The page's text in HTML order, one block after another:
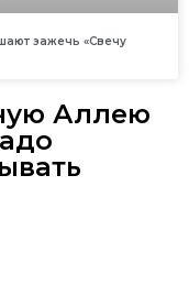
зажечь «Свечу
Аллею